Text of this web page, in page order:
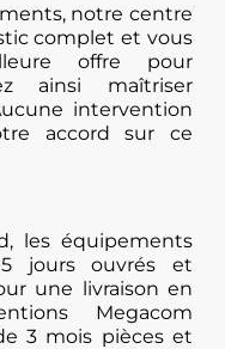
notre centre
complet et vous
offre pour
ainsi maîtriser
intervention
accord sur ce
les équipements
jours ouvrés et
une livraison en
Megacom
3 mois pièces et